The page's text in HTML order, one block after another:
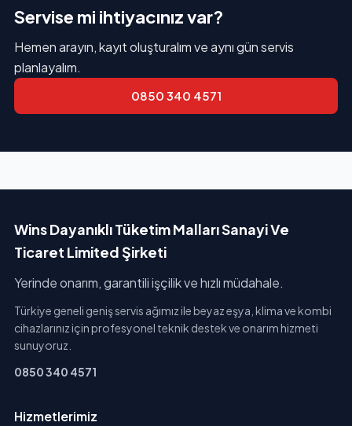
Servise mi ihtiyacınız var?
Hemen arayın, kayıt oluşturalım ve aynı gün servis
planlayalım.
0850 340 4571
Wins Dayanıklı Tüketim Malları Sanayi Ve
Ticaret Limited Şirketi
Yerinde onarım, garantili işçilik ve hızlı müdahale.
Türkiye geneli geniş servis ağımız ile beyaz eşya, klima ve kombi
cihazlarınız için profesyonel teknik destek ve onarım hizmeti
sunuyoruz.
0850 340 4571
Hizmetlerimiz